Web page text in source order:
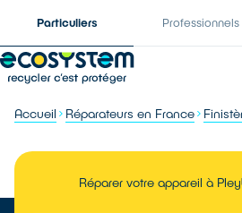
Particuliers Professionnels
Accueil Réparateurs en France
Réparer votre appareil à